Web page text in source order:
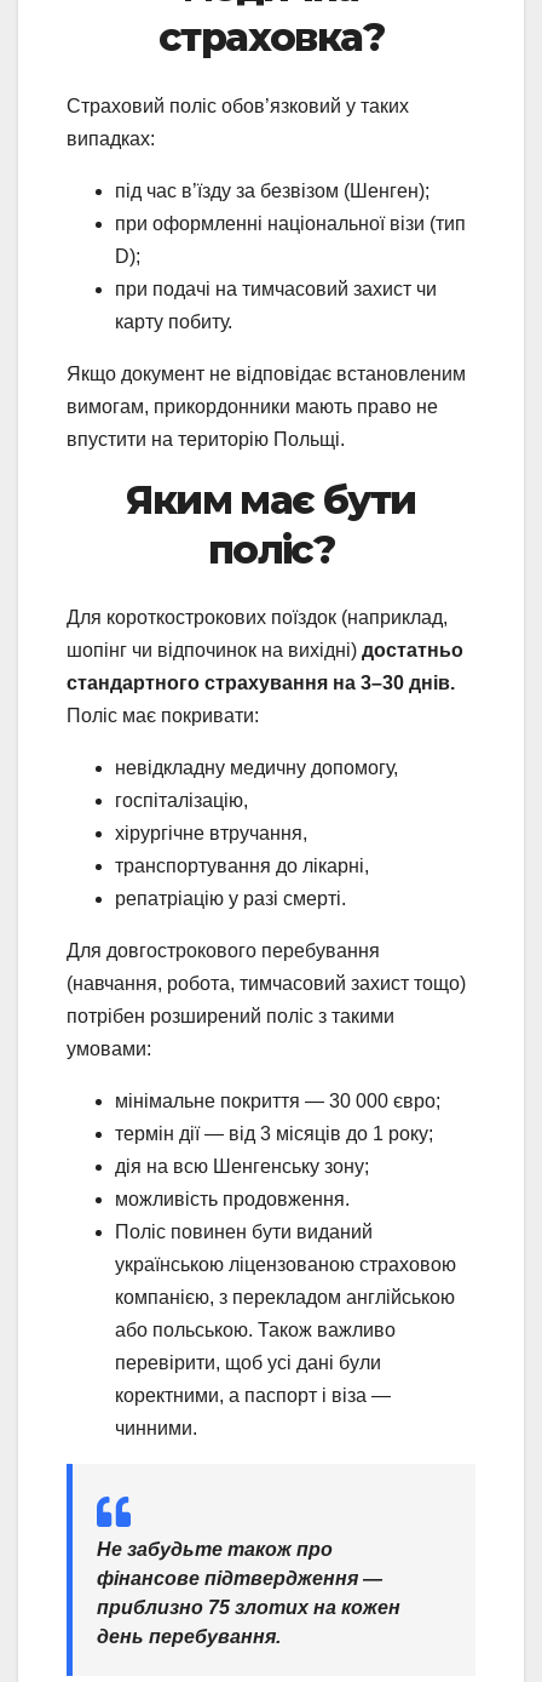
страховка?
Страховий поліс обов’язковий у таких
випадках:
під час в’їзду за безвізом (Шенген);
при оформленні національної візи (тип
D);
при подачі на тимчасовий захист чи
карту побиту.
Якщо документ не відповідає встановленим
вимогам, прикордонники мають право не
впустити на територію Польщі.
Яким має бути
поліс?
Для короткострокових поїздок (наприклад,
шопінг чи відпочинок на вихідні) достатньо
стандартного страхування на 3–30 днів.
Поліс має покривати:
невідкладну медичну допомогу,
госпіталізацію,
хірургічне втручання,
транспортування до лікарні,
репатріацію у разі смерті.
Для довгострокового перебування
(навчання, робота, тимчасовий захист тощо)
потрібен розширений поліс з такими
умовами:
мінімальне покриття — 30 000 євро;
термін дії — від 3 місяців до 1 року;
дія на всю Шенгенську зону;
можливість продовження.
Поліс повинен бути виданий
українською ліцензованою страховою
компанією, з перекладом англійською
або польською. Також важливо
перевірити, щоб усі дані були
коректними, а паспорт і віза —
чинними.
Не забудьте також про
фінансове підтвердження —
приблизно 75 злотих на кожен
день перебування.